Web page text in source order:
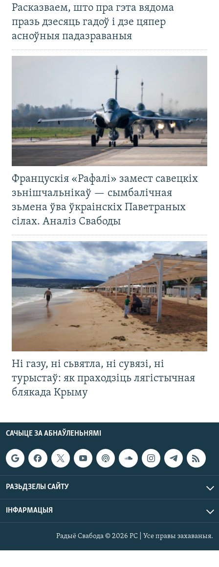
Расказваем, што пра гэта вядома
празь дзесяць гадоў і дзе цяпер
асноўныя падазраваныя
Францускія «Рафалі» замест савецкіх
зьнішчальнікаў — сымбалічная
зьмена ўва ўкраінскіх Паветраных
сілах. Аналіз Свабоды
Ні газу, ні сьвятла, ні сувязі, ні
турыстаў: як праходзіць лягістычная
блякада Крыму
САЧЫЦЕ ЗА АБНАЎЛЕНЬНЯМІ
РАЗЬДЗЕЛЫ САЙТУ
ІНФАРМАЦЫЯ
Радыё Свабода © 2026 РС | Усе правы захаваныя.